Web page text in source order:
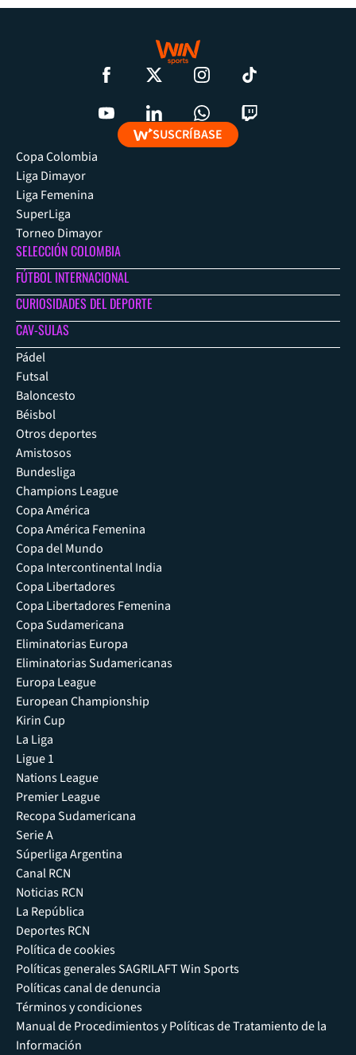
SUSCRÍBASE
Copa Colombia
Liga Dimayor
Liga Femenina
SuperLiga
Torneo Dimayor
SELECCIÓN COLOMBIA
FÚTBOL INTERNACIONAL
CURIOSIDADES DEL DEPORTE
CAV-SULAS
Pádel
Futsal
Baloncesto
Béisbol
Otros deportes
Amistosos
Bundesliga
Champions League
Copa América
Copa América Femenina
Copa del Mundo
Copa Intercontinental India
Copa Libertadores
Copa Libertadores Femenina
Copa Sudamericana
Eliminatorias Europa
Eliminatorias Sudamericanas
Europa League
European Championship
Kirin Cup
La Liga
Ligue 1
Nations League
Premier League
Recopa Sudamericana
Serie A
Súperliga Argentina
Canal RCN
Noticias RCN
La República
Deportes RCN
Política de cookies
Políticas generales SAGRILAFT Win Sports
Políticas canal de denuncia
Términos y condiciones
Manual de Procedimientos y Políticas de Tratamiento de la
Información